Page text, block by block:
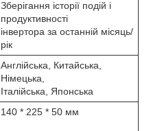
Зберігання історії подій і
продуктивності
інвертора за останній місяць/
рік
Англійська, Китайська,
Німецька,
Італійська, Японська
140 * 225 * 50 мм